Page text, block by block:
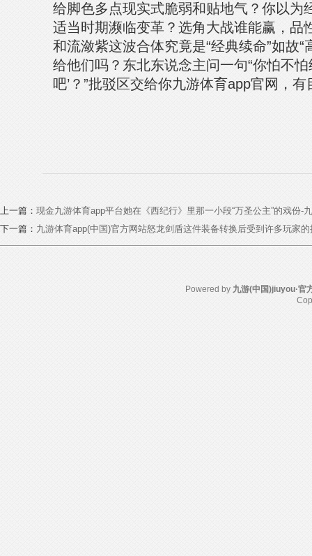
给脚色多点现实式脆弱和贴地气？你以为
适当时期濒临变革？选角大战谁能赢，品
和流潋紫这波合体究竟是“经典续命”如故
给他们吗？东北东说念主问一句“你怕不
吧’？”批驳区交给你九游体育app官网，
上一篇： 现金九游体育app平台她在《西纪行》里那一小段“万圣公主”的戏份-
下一篇： 九游体育app(中国)官方网站怒龙剑盾这件装备转换后受到许多玩家
Powered by 九游(中国)jiuyou·官